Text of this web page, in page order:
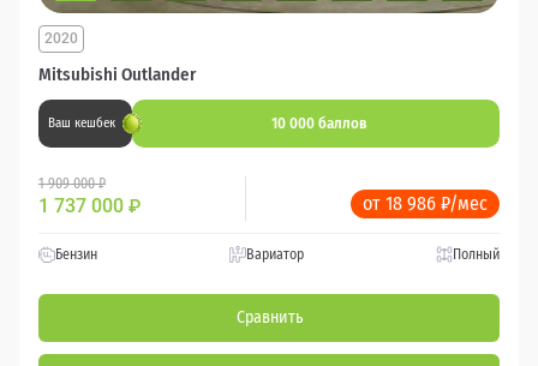
Mitsubishi Outlander
2020
Ваш кешбек 10 000 баллов
1 909 000 ₽
1 737 000 ₽ от 18 986 ₽/мес
Бензин Вариатор Полный
Сравнить